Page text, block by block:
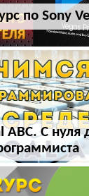
по Sony
ABC. С нуля